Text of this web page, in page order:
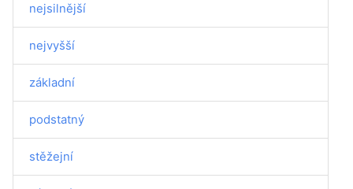
nejsilnější
nejvyšší
základní
podstatný
stěžejní